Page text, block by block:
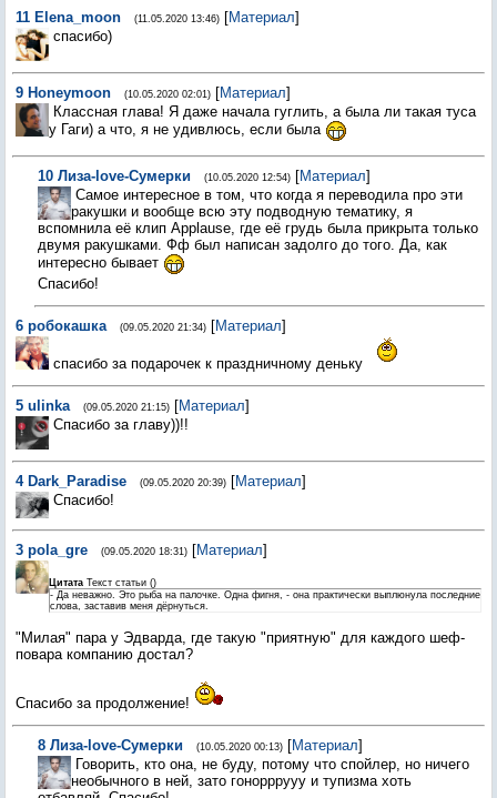
11 Elena_moon (11.05.2020 13:46) [Материал]
спасибо)
9 Honeymoon (10.05.2020 02:01) [Материал]
Классная глава! Я даже начала гуглить, а была ли такая туса
у Гаги) а что, я не удивлюсь, если была
10 Лиза-love-Сумерки (10.05.2020 12:54) [Материал]
Самое интересное в том, что когда я переводила про эти
ракушки и вообще всю эту подводную тематику, я
вспомнила её клип Applause, где её грудь была прикрыта только
двумя ракушками. Фф был написан задолго до того. Да, как
интересно бывает
Спасибо!
6 робокашка (09.05.2020 21:34) [Материал]
спасибо за подарочек к праздничному деньку
5 ulinka (09.05.2020 21:15) [Материал]
Спасибо за главу))!!
4 Dark_Paradise (09.05.2020 20:39) [Материал]
Спасибо!
3 pola_gre (09.05.2020 18:31) [Материал]
Цитата Текст статьи ()
- Да неважно. Это рыба на палочке. Одна фигня, - она практически выплюнула последние
слова, заставив меня дёрнуться.
"Милая" пара у Эдварда, где такую "приятную" для каждого шеф-
повара компанию достал?
Спасибо за продолжение!
8 Лиза-love-Сумерки (10.05.2020 00:13) [Материал]
Говорить, кто она, не буду, потому что спойлер, но ничего
необычного в ней, зато гонорррууу и тупизма хоть